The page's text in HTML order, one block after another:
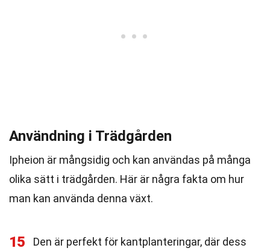
Användning i Trädgården
Ipheion är mångsidig och kan användas på många
olika sätt i trädgården. Här är några fakta om hur
man kan använda denna växt.
15
Den är perfekt för kantplanteringar, där dess